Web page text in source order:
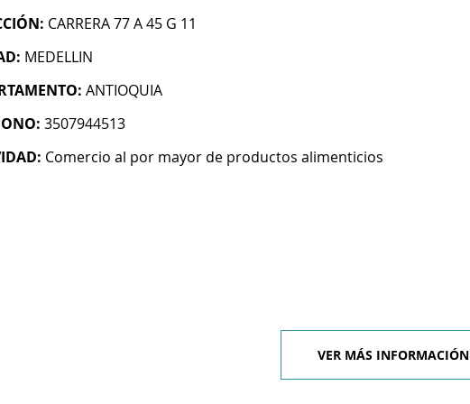
CARRERA 77 A 45 G 11
MEDELLIN
ANTIOQUIA
3507944513
Comercio al por mayor de productos alimenticios
VER MÁS INFORMACIÓN